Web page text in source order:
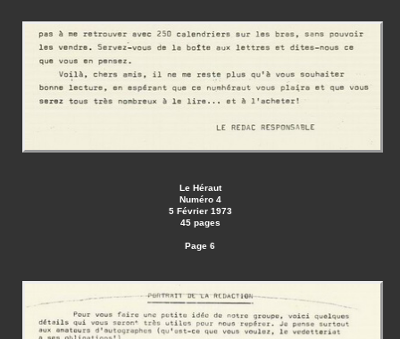
Le Héraut
Numéro 4
5 Février 1973
45 pages
Page 6